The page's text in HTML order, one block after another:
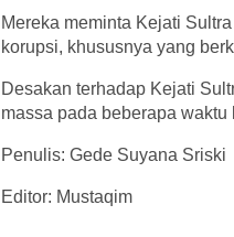
Mereka meminta Kejati
korupsi, khususnya yang
Desakan terhadap Kejati
massa pada beberapa waktu
Penulis: Gede Suyana Sriski
Editor: Mustaqim